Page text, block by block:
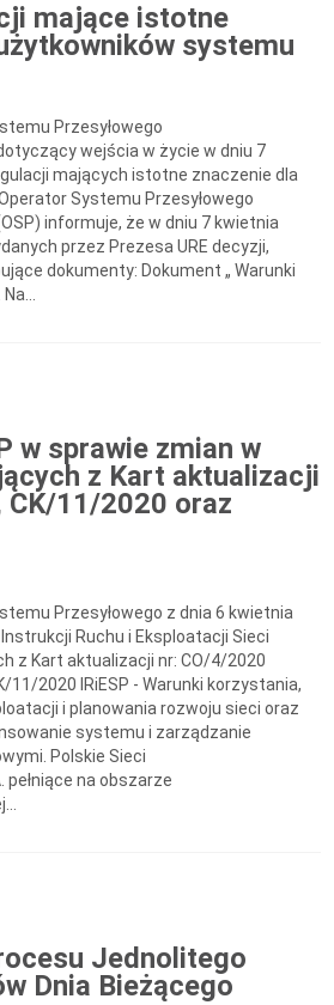
mające istotne
systemu
Przesyłowego
wejścia w życie w dniu 7
mających istotne znaczenie dla
Systemu Przesyłowego
informuje, że w dniu 7 kwietnia
przez Prezesa URE decyzji,
dokumenty: Dokument „ Warunki
w sprawie zmian w
z Kart aktualizacji
CK/11/2020 oraz
Przesyłowego z dnia 6 kwietnia
Ruchu i Eksploatacji Sieci
z Kart aktualizacji nr: CO/4/2020
11/2020 IRiESP - Warunki korzystania,
i planowania rozwoju sieci oraz
systemu i zarządzanie
Polskie Sieci
pełniące na obszarze
Jednolitego
Dnia Bieżącego